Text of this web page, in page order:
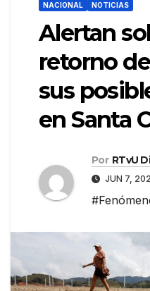
NACIONAL NOTICIAS
Alertan
retorno
sus
en Santa
Por RTvU
JUN 7,